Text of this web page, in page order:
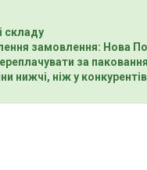
складу
замовлення: Нова
за паковання
нижчі, ніж у конкурентів